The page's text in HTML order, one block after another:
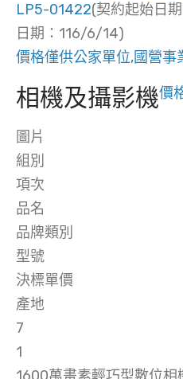
LP5-01422(契約起始日
日期：116/6/14)
價格僅供公家單位,國營事
相機及攝影機價
圖片
組別
項次
品名
品牌類別
型號
決標單價
產地
7
1